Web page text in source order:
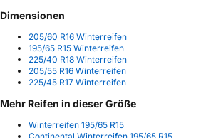
Dimensionen
205/60 R16 Winterreifen
195/65 R15 Winterreifen
225/40 R18 Winterreifen
205/55 R16 Winterreifen
225/45 R17 Winterreifen
Mehr Reifen in dieser Größe
Winterreifen 195/65 R15